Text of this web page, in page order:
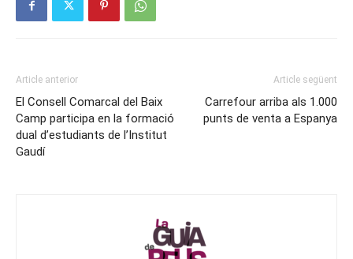
Article anterior
El Consell Comarcal del Baix
Camp participa en la formació
dual d’estudiants de l’Institut
Gaudí
Article següent
Carrefour arriba als 1.000
punts de venta a Espanya